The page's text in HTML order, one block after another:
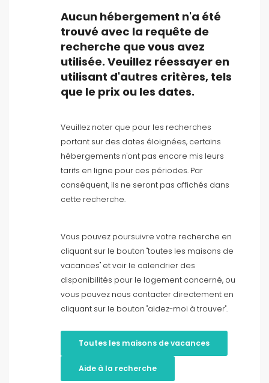
Type d'hébergement
Personnes
Salles de bain
Votre sélection
Discoue de dernière minute
Filtres nettoyantes
Services populaires
Aucun hébergement n'a été
trouvé avec la requête de
recherche que vous avez
utilisée. Veuillez réessayer en
utilisant d'autres critères, tels
que le prix ou les dates.
Veuillez noter que pour les recherches
portant sur des dates éloignées, certains
hébergements n'ont pas encore mis leurs
tarifs en ligne pour ces périodes. Par
conséquent, ils ne seront pas affichés dans
cette recherche.
Vous pouvez poursuivre votre recherche en
cliquant sur le bouton "toutes les maisons de
vacances" et voir le calendrier des
disponibilités pour le logement concerné, ou
vous pouvez nous contacter directement en
cliquant sur le bouton "aidez-moi à trouver".
Toutes les maisons de vacances
Aide à la recherche